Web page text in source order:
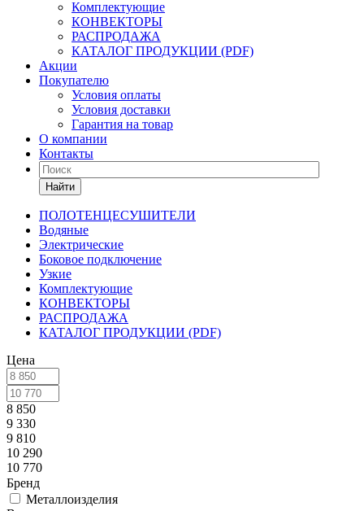
Комплектующие
КОНВЕКТОРЫ
РАСПРОДАЖА
КАТАЛОГ ПРОДУКЦИИ (PDF)
Акции
Покупателю
Условия оплаты
Условия доставки
Гарантия на товар
О компании
Контакты
Найти
ПОЛОТЕНЦЕСУШИТЕЛИ
Водяные
Электрические
Боковое подключение
Узкие
Комплектующие
КОНВЕКТОРЫ
РАСПРОДАЖА
КАТАЛОГ ПРОДУКЦИИ (PDF)
Цена
8 850
9 330
9 810
10 290
10 770
Бренд
Металлоизделия